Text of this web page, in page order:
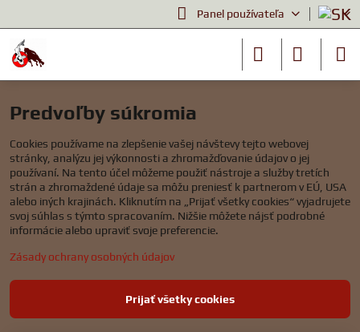
Panel používateľa
Predvoľby súkromia
Cookies používame na zlepšenie vašej návštevy tejto webovej
stránky, analýzu jej výkonnosti a zhromažďovanie údajov o jej
používaní. Na tento účel môžeme použiť nástroje a služby tretích
strán a zhromaždené údaje sa môžu preniesť k partnerom v EÚ, USA
alebo iných krajinách. Kliknutím na „Prijať všetky cookies“ vyjadrujete
svoj súhlas s týmto spracovaním. Nižšie môžete nájsť podrobné
informácie alebo upraviť svoje preferencie.
Zásady ochrany osobných údajov
Prijať všetky cookies